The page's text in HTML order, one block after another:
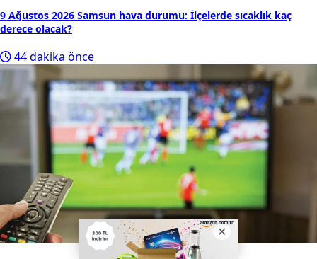
9 Ağustos 2026 Samsun hava durumu: İlçelerde sıcaklık kaç
derece olacak?
44 dakika önce